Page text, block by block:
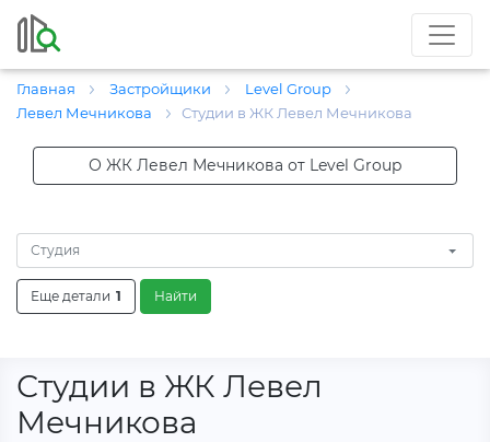
Главная Застройщики
Level Group
Левел Мечникова
Студии в ЖК Левел Мечникова
О ЖК Левел Мечникова от Level Group
Студия
Еще детали 1 Найти
Студии в ЖК Левел
Мечникова